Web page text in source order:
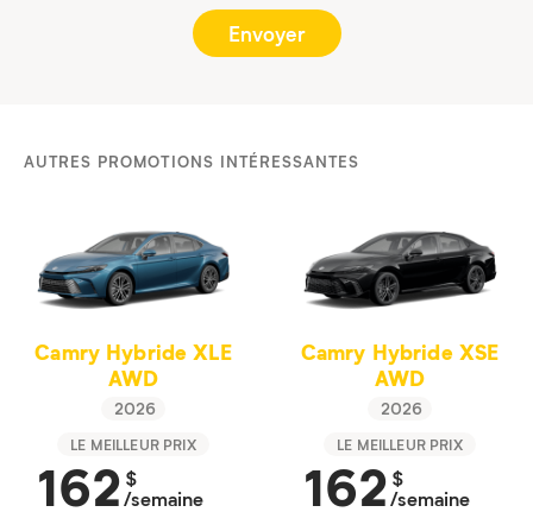
AUTRES PROMOTIONS INTÉRESSANTES
Camry Hybride XLE
AWD
2026
LE MEILLEUR PRIX
162 $
/semaine
Camry Hybride XSE
AWD
2026
LE MEILLEUR PRIX
162 $
/semaine